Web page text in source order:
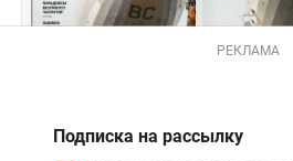
РЕКЛАМА
Подписка на рассылку